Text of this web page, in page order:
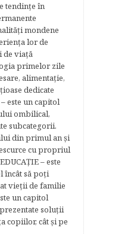
tendinţe în
mondene
lor de
de viaţă
primelor zile
alimentaţie,
dedicate
este un capitol
ombilical,
subcategorii.
din primul an şi
cu propriul
– este
încât să poţi
vieţii de familie
un capitol
soluţii
copiilor, cât şi pe